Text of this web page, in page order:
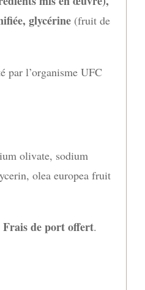
glycérine(fruit de
par l’organisme UFC
olivate, sodium
olea europea fruit
Frais de port offert.